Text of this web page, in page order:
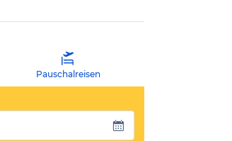
Pauschalreisen